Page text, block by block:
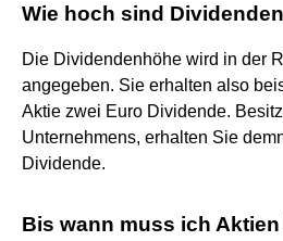
Wie hoch sind
Die Dividendenhöhe wird in der
angegeben. Sie erhalten also
Aktie zwei Euro Dividende.
Unternehmens, erhalten Sie
Dividende.
Bis wann muss ich